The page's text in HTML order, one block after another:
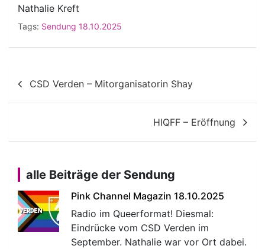
Nathalie Kreft
Tags: Sendung 18.10.2025
Beitragsnavigation
CSD Verden – Mitorganisatorin Shay
HIQFF – Eröffnung
alle Beiträge der Sendung
Pink Channel Magazin 18.10.2025
Radio im Queerformat! Diesmal:
Eindrücke vom CSD Verden im
September. Nathalie war vor Ort dabei.